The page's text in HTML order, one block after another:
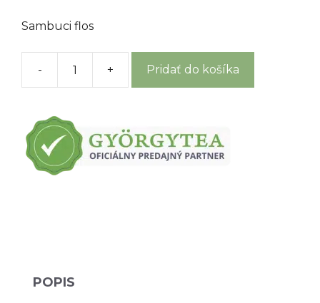
Sambuci flos
-
množstvo
-
50
g
+ Pridať do košíka
POPIS